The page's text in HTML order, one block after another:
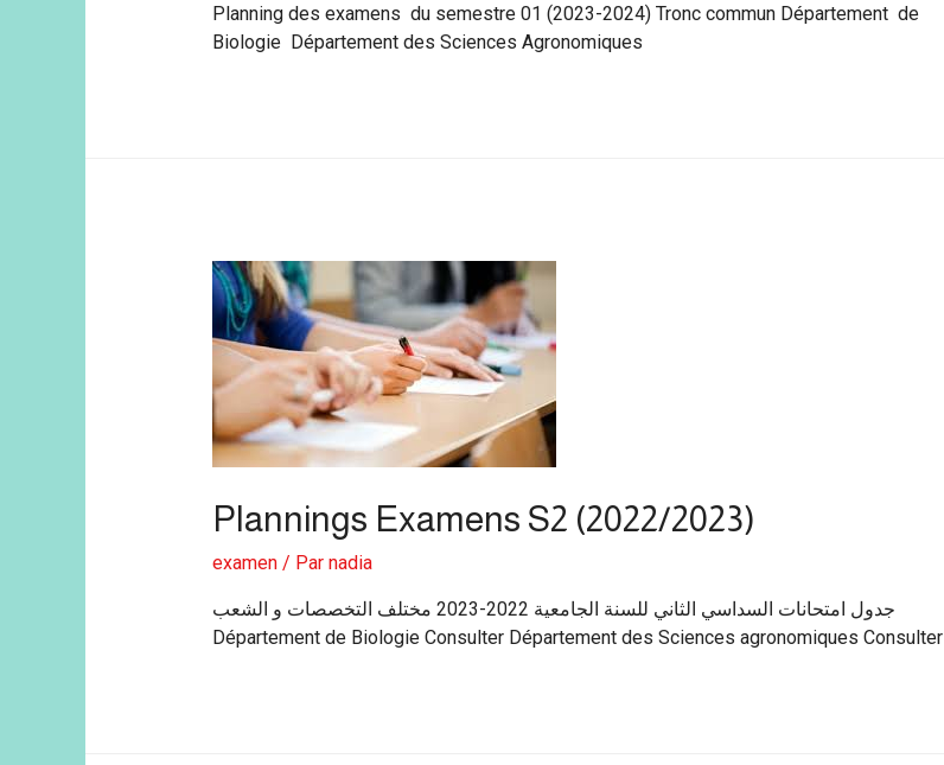
Planning des examens du semestre 01 (2023-2024) Tronc commun Département de
Biologie Département des Sciences Agronomiques
Plannings Examens S2 (2022/2023)
examen/ Par nadia
جدول امتحانات السداسي الثاني للسنة الجامعية 2022-2023 مختلف التخصصات و الشعب
Département de Biologie Consulter Département des Sciences agronomiques Consulter